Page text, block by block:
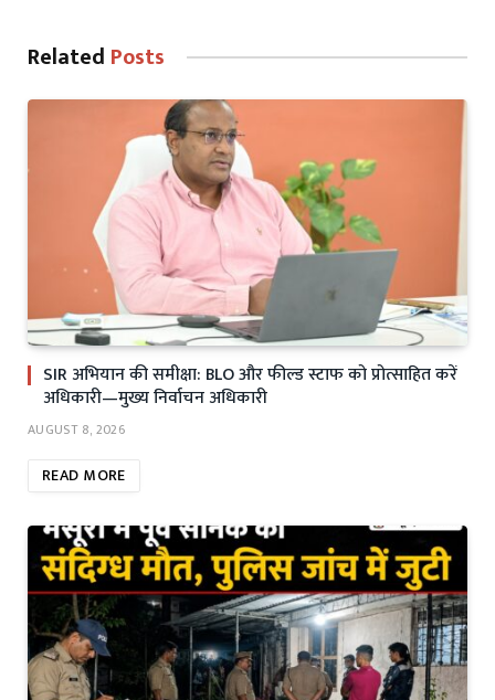
Related Posts
SIR अभियान की समीक्षा: BLO और फील्ड स्टाफ को प्रोत्साहित करें
अधिकारी—मुख्य निर्वाचन अधिकारी
AUGUST 8, 2026
READ MORE